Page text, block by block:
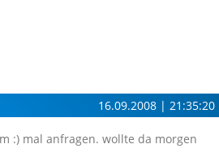
16.09.2008 | 21:35:20
:) mal anfragen. wollte da morgen